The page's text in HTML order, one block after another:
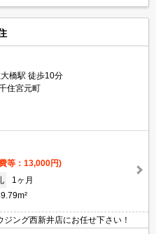
橋駅 徒歩10分
住宮元町
等：13,000円)
1ヶ月
ング西新井店にお任せ下さい！